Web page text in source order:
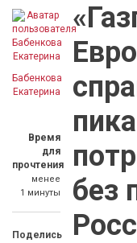
Бабенкова
Екатерина
Время
для
прочтения
менее
1 минуты
Поделись
без